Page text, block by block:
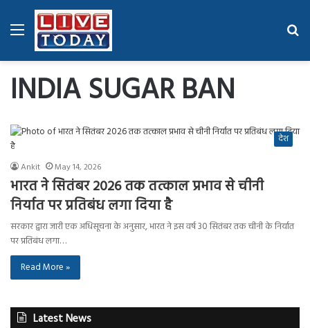
Menu
INDIA SUGAR BAN
देश
Ankit May 14, 2026
भारत ने सितंबर 2026 तक तत्काल प्रभाव से चीनी
निर्यात पर प्रतिबंध लगा दिया है
सरकार द्वारा जारी एक अधिसूचना के अनुसार, भारत ने इस वर्ष 30 सितंबर तक चीनी के निर्यात
पर प्रतिबंध लगा…
Read More »
Latest News